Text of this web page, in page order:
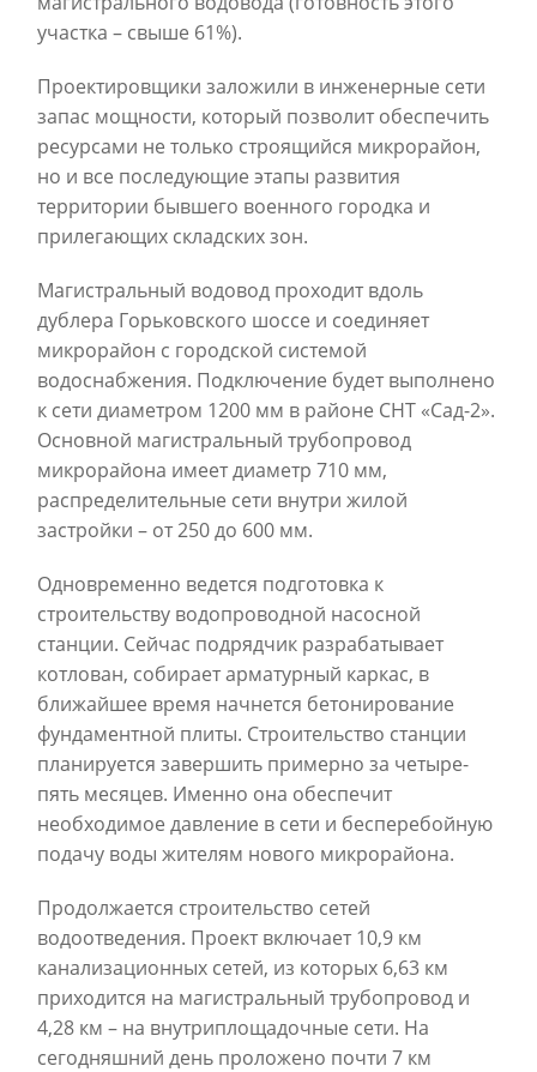
участка – свыше 61%).
Проектировщики заложили в инженерные сети
запас мощности, который позволит обеспечить
ресурсами не только строящийся микрорайон,
но и все последующие этапы развития
территории бывшего военного городка и
прилегающих складских зон.
Магистральный водовод проходит вдоль
дублера Горьковского шоссе и соединяет
микрорайон с городской системой
водоснабжения. Подключение будет выполнено
к сети диаметром 1200 мм в районе СНТ «Сад-2».
Основной магистральный трубопровод
микрорайона имеет диаметр 710 мм,
распределительные сети внутри жилой
застройки – от 250 до 600 мм.
Одновременно ведется подготовка к
строительству водопроводной насосной
станции. Сейчас подрядчик разрабатывает
котлован, собирает арматурный каркас, в
ближайшее время начнется бетонирование
фундаментной плиты. Строительство станции
планируется завершить примерно за четыре-
пять месяцев. Именно она обеспечит
необходимое давление в сети и бесперебойную
подачу воды жителям нового микрорайона.
Продолжается строительство сетей
водоотведения. Проект включает 10,9 км
канализационных сетей, из которых 6,63 км
приходится на магистральный трубопровод и
4,28 км – на внутриплощадочные сети. На
сегодняшний день проложено почти 7 км